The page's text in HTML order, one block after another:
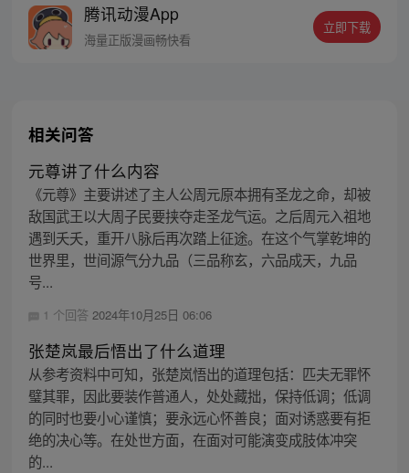
腾讯动漫App
海量正版漫画畅快看
立即下载
相关问答
元尊讲了什么内容
《元尊》主要讲述了主人公周元原本拥有圣龙之命，却被
敌国武王以大周子民要挟夺走圣龙气运。之后周元入祖地
遇到夭夭，重开八脉后再次踏上征途。在这个气掌乾坤的
世界里，世间源气分九品（三品称玄，六品成天，九品
号...
1 个回答 2024年10月25日 06:06
张楚岚最后悟出了什么道理
从参考资料中可知，张楚岚悟出的道理包括：匹夫无罪怀
璧其罪，因此要装作普通人，处处藏拙，保持低调；低调
的同时也要小心谨慎；要永远心怀善良；面对诱惑要有拒
绝的决心等。在处世方面，在面对可能演变成肢体冲突
的...